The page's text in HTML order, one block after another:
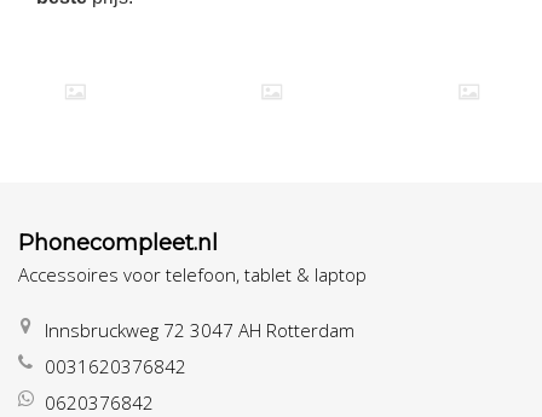
Phonecompleet.nl
Accessoires voor telefoon, tablet & laptop
Innsbruckweg 72 3047 AH Rotterdam
0031620376842
0620376842